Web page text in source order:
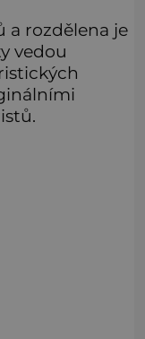
a rozdělena je
vedou